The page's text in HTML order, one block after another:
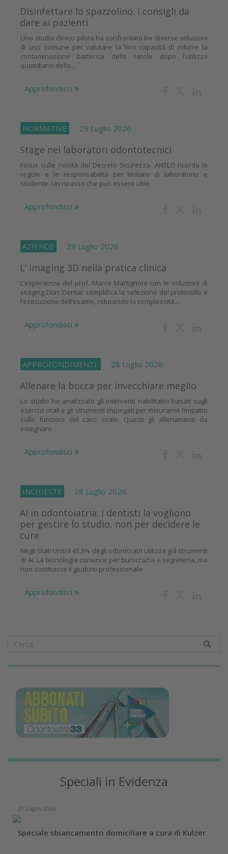
Disinfettare lo spazzolino: i consigli da
dare ai pazienti
Uno studio clinico pilota ha confrontato tre diverse soluzioni
di uso comune per valutare la loro capacità di ridurre la
contaminazione batterica delle setole dopo l'utilizzo
quotidiano dello...
Approfondisci
NORMATIVE 29 Luglio 2026
Stage nei laboratori odontotecnici
Focus sulle novità del Decreto Sicurezza. ANTLO ricorda le
regole e le responsabilità per titolare di laboratorio e
studente. Un ripasso che può essere utile
Approfondisci
AZIENDE 29 Luglio 2026
L’ imaging 3D nella pratica clinica
L’esperienza del prof. Marco Martignoni con le soluzioni di
imaging Dürr Dental: semplifica la selezione del protocollo e
l’esecuzione dell’esame, riducendo la complessità...
Approfondisci
APPROFONDIMENTI 28 Luglio 2026
Allenare la bocca per invecchiare meglio
Lo studio ha analizzato gli interventi riabilitativi basati sugli
esercizi orali e gli strumenti impiegati per misurarne l’impatto
sulle funzioni del cavo orale. Questi gli allenamenti da
insegnare...
Approfondisci
INCHIESTE 28 Luglio 2026
AI in odontoiatria: i dentisti la vogliono
per gestire lo studio, non per decidere le
cure
Negli Stati Uniti il 43,3% degli odontoiatri utilizza già strumenti
di AI. La tecnologia convince per burocrazia e segreteria, ma
non sostituisce il giudizio professionale
Approfondisci
Speciali in Evidenza
20 Luglio 2026
Speciale sbiancamento domiciliare a cura di Kulzer